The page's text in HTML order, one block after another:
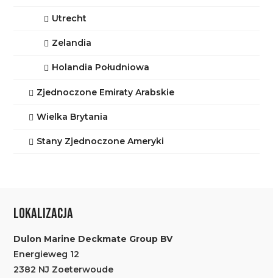
Utrecht
Zelandia
Holandia Południowa
Zjednoczone Emiraty Arabskie
Wielka Brytania
Stany Zjednoczone Ameryki
LOKALIZACJA
Dulon Marine Deckmate Group BV
Energieweg 12
2382 NJ Zoeterwoude